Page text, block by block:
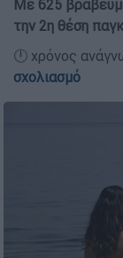
Με 625
την 2η θέση
🕛 χρόνος
σχολιασμό